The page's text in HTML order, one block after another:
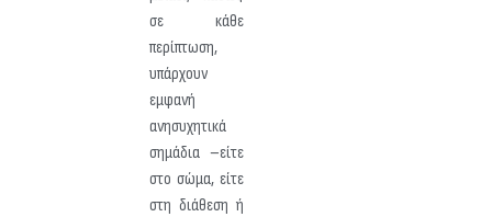
σε κάθε
περίπτωση,
υπάρχουν
εμφανή
ανησυχητικά
σημάδια –είτε
στο σώμα, είτε
στη διάθεση ή